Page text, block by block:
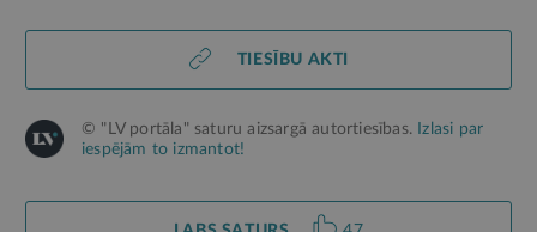
TIESĪBU AKTI
© "LV portāla" saturu aizsargā autortiesības. Izlasi par
iespējām to izmantot!